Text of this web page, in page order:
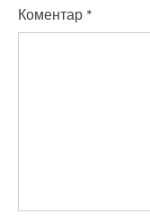
Коментар *